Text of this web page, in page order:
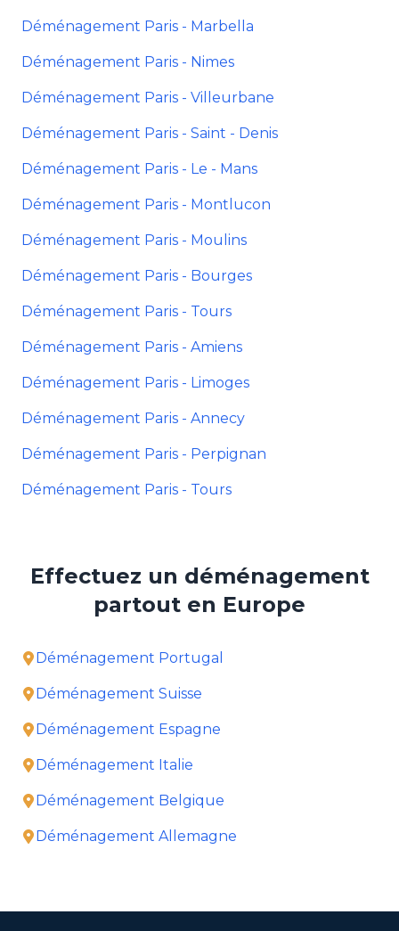
Déménagement Paris - Marbella
Déménagement Paris - Nimes
Déménagement Paris - Villeurbane
Déménagement Paris - Saint - Denis
Déménagement Paris - Le - Mans
Déménagement Paris - Montlucon
Déménagement Paris - Moulins
Déménagement Paris - Bourges
Déménagement Paris - Tours
Déménagement Paris - Amiens
Déménagement Paris - Limoges
Déménagement Paris - Annecy
Déménagement Paris - Perpignan
Déménagement Paris - Tours
Effectuez un déménagement
partout en Europe
Déménagement Portugal
Déménagement Suisse
Déménagement Espagne
Déménagement Italie
Déménagement Belgique
Déménagement Allemagne